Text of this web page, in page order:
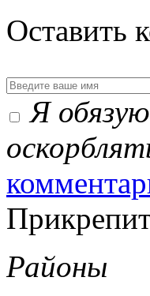
Оставить
Я
Районы